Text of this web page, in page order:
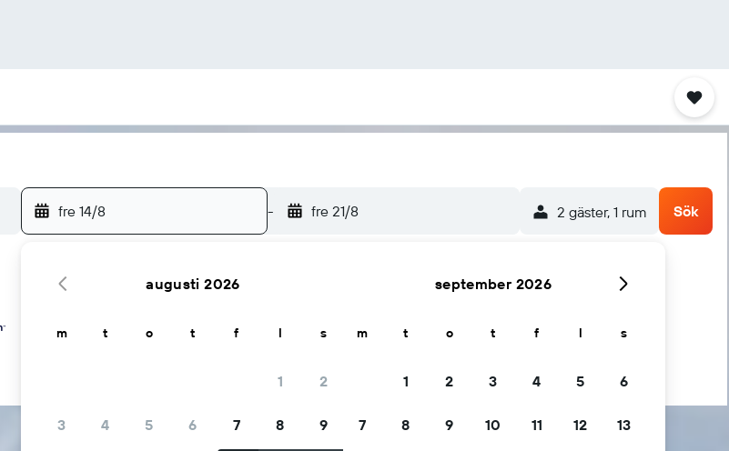
fre 14/8 - fre 21/8 2 gäster, 1 rum Sök
augusti 2026
m t o t f l s
1 2
3 4 5 6 7 8 9
september 2026
m t o t f l s
1 2 3 4 5 6
7 8 9 10 11 12 13